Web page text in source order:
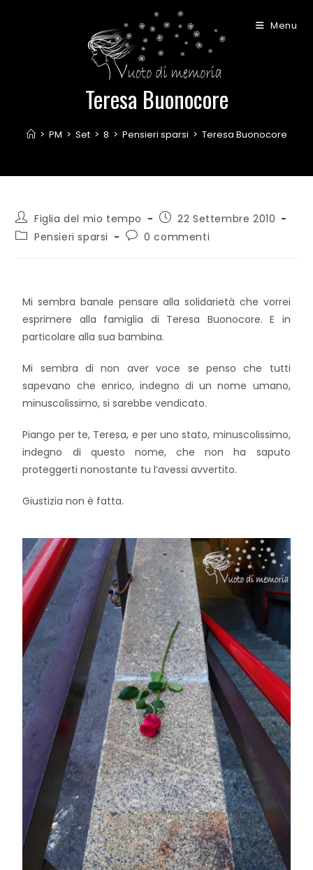
Menu
Teresa Buonocore
> PM > Set > 8 > Pensieri sparsi > Teresa Buonocore
Figlia del mio tempo
22 Settembre 2010
Pensieri sparsi
0 commenti
Mi sembra banale pensare alla solidarietà che vorrei
esprimere alla famiglia di Teresa Buonocore. E in
particolare alla sua bambina.
Mi sembra di non aver voce se penso che tutti
sapevano che enrico, indegno di un nome umano,
minuscolissimo, si sarebbe vendicato.
Piango per te, Teresa, e per uno stato, minuscolissimo,
indegno di questo nome, che non ha saputo
proteggerti nonostante tu l’avessi avvertito.
Giustizia non è fatta.